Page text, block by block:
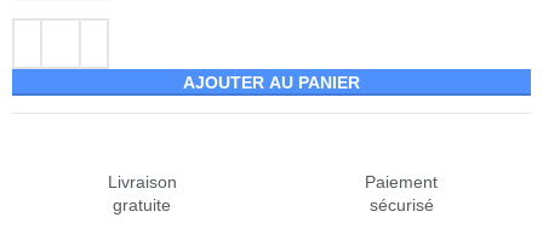
AJOUTER AU PANIER
Livraison
gratuite
Paiement
sécurisé